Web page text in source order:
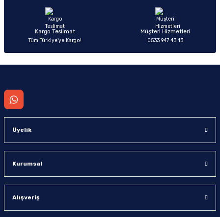
Kargo Teslimat
Tüm Türkiye’ye Kargo!
Müşteri Hizmetleri
0533 947 43 13
Üyelik
Kurumsal
Alışveriş